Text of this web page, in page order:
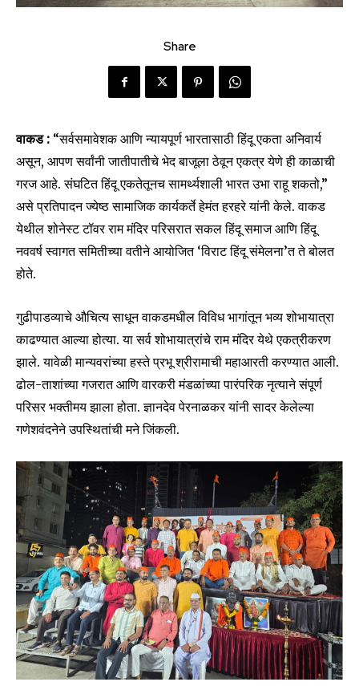
Join our community of
SUBSCRIBERS and be part of the
conversation.
Share
वाकड : “सर्वसमावेशक आणि न्यायपूर्ण भारतासाठी हिंदू एकता अनिवार्य
असून, आपण सर्वांनी जातीपातीचे भेद बाजूला ठेवून एकत्र येणे ही काळाची
गरज आहे. संघटित हिंदू एकतेतूनच सामर्थ्यशाली भारत उभा राहू शकतो,”
असे प्रतिपादन ज्येष्ठ सामाजिक कार्यकर्ते हेमंत हरहरे यांनी केले. वाकड
येथील शोनेस्ट टॉवर राम मंदिर परिसरात सकल हिंदू समाज आणि हिंदू
नववर्ष स्वागत समितीच्या वतीने आयोजित ‘विराट हिंदू संमेलना’त ते बोलत
होते.
गुढीपाडव्याचे औचित्य साधून वाकडमधील विविध भागांतून भव्य शोभायात्रा
काढण्यात आल्या होत्या. या सर्व शोभायात्रांचे राम मंदिर येथे एकत्रीकरण
झाले. यावेळी मान्यवरांच्या हस्ते प्रभू श्रीरामाची महाआरती करण्यात आली.
ढोल-ताशांच्या गजरात आणि वारकरी मंडळांच्या पारंपरिक नृत्याने संपूर्ण
परिसर भक्तीमय झाला होता. ज्ञानदेव पेरनाळकर यांनी सादर केलेल्या
गणेशवंदनेने उपस्थितांची मने जिंकली.